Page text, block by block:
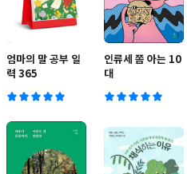
엄마의 말 공부 일
력 365
인류세 쫌 아는 10
대